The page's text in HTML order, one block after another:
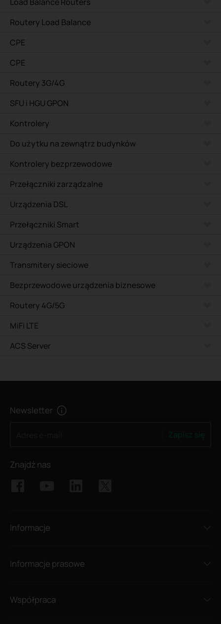
Routery Load Balance
CPE
CPE
Routery 3G/4G
SFU i HGU GPON
Kontrolery
Do użytku na zewnątrz budynków
Kontrolery bezprzewodowe
Przełączniki zarządzalne
Urządzenia DSL
Przełączniki Smart
Urządzenia GPON
Transmitery sieciowe
Bezprzewodowe urządzenia biznesowe
Routery 4G/5G
MiFi LTE
ACS Server
Newsletter
Znajdź nas
Informacje
Informacje prasowe
Współpraca